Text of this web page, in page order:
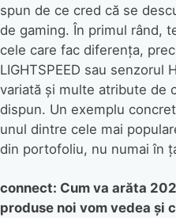
spun de ce cred că se
de gaming. În primul rând,
cele care fac diferența,
LIGHTSPEED sau senzorul
variată și multe atribute de
dispun. Un exemplu
unul dintre cele mai
din portofoliu, nu numai în
connect: Cum va arăta
produse noi vom vedea și